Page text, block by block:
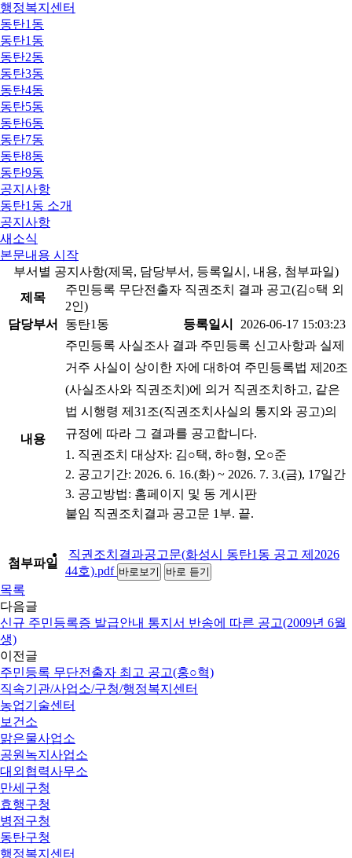
행정복지센터
동탄1동
동탄1동
동탄2동
동탄3동
동탄4동
동탄5동
동탄6동
동탄7동
동탄8동
동탄9동
공지사항
동탄1동 소개
공지사항
새소식
본문내용 시작
부서별 공지사항(제목, 담당부서, 등록일시, 내용, 첨부파일)
제목
주민등록 무단전출자 직권조치 결과 공고(김○택 외
2인)
담당부서
동탄1동 등록일시 2026-06-17 15:03:23
내용
주민등록 사실조사 결과 주민등록 신고사항과 실제
거주 사실이 상이한 자에 대하여 주민등록법 제20조
(사실조사와 직권조치)에 의거 직권조치하고, 같은
법 시행령 제31조(직권조치사실의 통지와 공고)의
규정에 따라 그 결과를 공고합니다.
1. 직권조치 대상자: 김○택, 하○형, 오○준
2. 공고기간: 2026. 6. 16.(화) ~ 2026. 7. 3.(금), 17일간
3. 공고방법: 홈페이지 및 동 게시판
붙임 직권조치결과 공고문 1부. 끝.
첨부파일
직권조치결과공고문(화성시 동탄1동 공고 제2026
44호).pdf 바로보기 바로 듣기
목록
다음글
신규 주민등록증 발급안내 통지서 반송에 따른 공고(2009년 6월
생)
이전글
주민등록 무단전출자 최고 공고(홍○혁)
직속기관/사업소/구청/행정복지센터
농업기술센터
보건소
맑은물사업소
공원녹지사업소
대외협력사무소
만세구청
효행구청
병점구청
동탄구청
행정복지센터